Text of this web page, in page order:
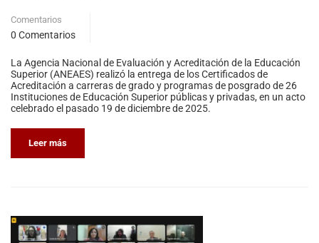
Comentarios
0 Comentarios
La Agencia Nacional de Evaluación y Acreditación de la Educación
Superior (ANEAES) realizó la entrega de los Certificados de
Acreditación a carreras de grado y programas de posgrado de 26
Instituciones de Educación Superior públicas y privadas, en un acto
celebrado el pasado 19 de diciembre de 2025.
Leer más